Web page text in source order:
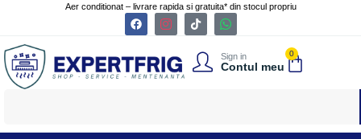
Aer conditionat – livrare rapida si gratuita* din stocul propriu
Sign in
Contul meu
0